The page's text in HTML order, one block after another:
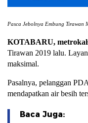
Pasca Jebolnya Embung Tirawan
KOTABARU,
Tirawan 2019 lalu.
maksimal.
Pasalnya, pelanggan
mendapatkan air besih
Baca Juga: